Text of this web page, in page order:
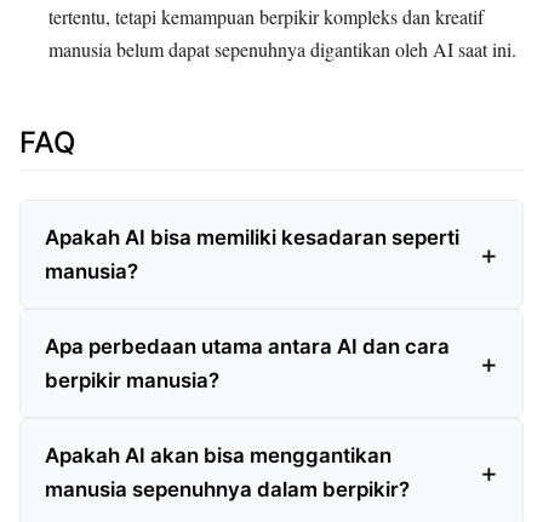
tertentu, tetapi kemampuan berpikir kompleks dan kreatif
manusia belum dapat sepenuhnya digantikan oleh AI saat ini.
FAQ
Apakah AI bisa memiliki kesadaran seperti
manusia?
Apa perbedaan utama antara AI dan cara
berpikir manusia?
Apakah AI akan bisa menggantikan
manusia sepenuhnya dalam berpikir?